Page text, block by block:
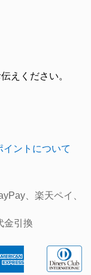
えください。
イントについて
、楽天ペイ、
金引換